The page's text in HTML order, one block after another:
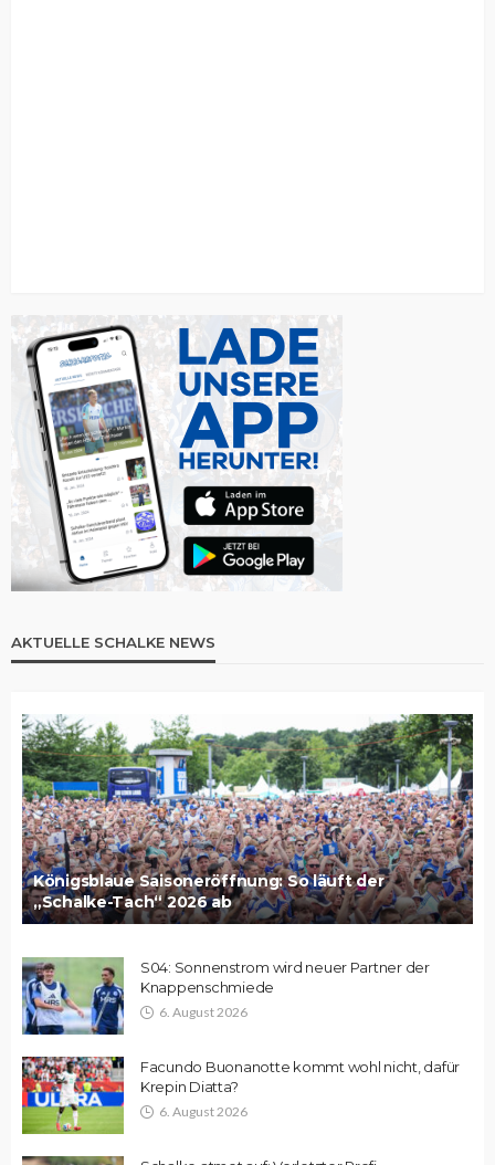
AKTUELLE SCHALKE NEWS
Königsblaue Saisoneröffnung: So läuft der
„Schalke-Tach“ 2026 ab
S04: Sonnenstrom wird neuer Partner der
Knappenschmiede
6. August 2026
Facundo Buonanotte kommt wohl nicht, dafür
Krepin Diatta?
6. August 2026